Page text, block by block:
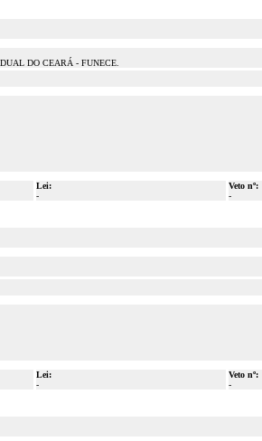
DO CEARÁ - FUNECE.
Lei:
-
Veto nº:
-
Lei:
-
Veto nº:
-